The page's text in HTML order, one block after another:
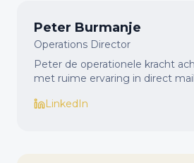
Peter Burmanje
Operations Director
Peter de operationele kracht
met ruime ervaring in direct
LinkedIn